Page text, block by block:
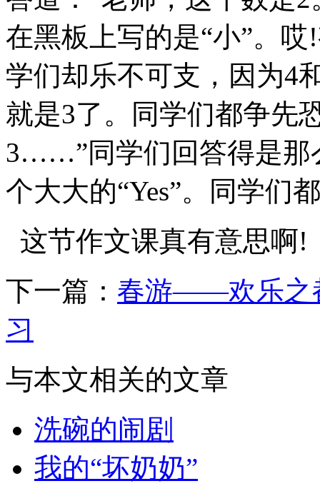
在黑板上写的是“小”。
学们却乐不可支，因为4
就是3了。同学们都争先
3……”同学们回答得是那
个大大的“Yes”。同学
这节作文课真有意思啊!
下一篇： 春游——欢乐之
习
与本文相关的文章
洗碗的闹剧
我的“坏奶奶”